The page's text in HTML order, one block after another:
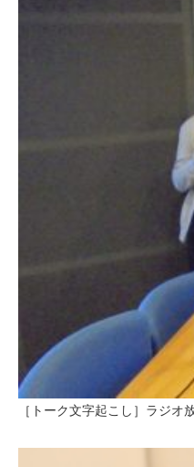
［トーク文字起こし］ラジ